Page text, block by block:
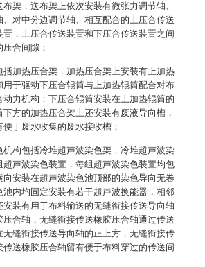
架，送布架上依次安装有微张力调节轴、
、对中分边调节轴、相互配合的上压合传送
，上压合传送装置和下压合传送装置之间
合间隙；
括加热压合架，加热压合架上安装有上加热
用于驱动下压合辊筒与上加热辊筒配合对布
力机构；下压合辊筒安装在上加热辊筒的
方的加热压合架上还安装有废液导向槽，
于废水收集的废水接收槽；
机构包括冷堆超声波染色架，冷堆超声波染
超声波染色装置，每组超声波染色装置均包
安装在超声波染色池顶部的染色导向无卷
池内均固定安装有若干超声波换能器，相邻
安装有用于布料输送的无缝衔接传送导向轴
合轴，无缝衔接传送橡胶压合轴通过传送
无缝衔接传送导向轴的正上方，无缝衔接传
送橡胶压合轴留有便于布料穿过的传送间